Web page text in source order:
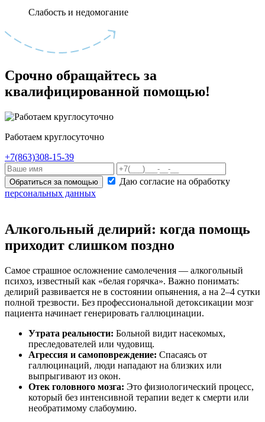
Слабость и недомогание
Срочно обращайтесь за
квалифицированной помощью!
Работаем круглосуточно
+7(863)308-15-39
Обратиться за помощью
Даю согласие на обработку
персональных данных
Алкогольный делирий: когда помощь
приходит слишком поздно
Самое страшное осложнение самолечения — алкогольный
психоз, известный как «белая горячка». Важно понимать:
делирий развивается не в состоянии опьянения, а на 2–4 сутки
полной трезвости. Без профессиональной детоксикации мозг
пациента начинает генерировать галлюцинации.
Утрата реальности: Больной видит насекомых,
преследователей или чудовищ.
Агрессия и самоповреждение: Спасаясь от
галлюцинаций, люди нападают на близких или
выпрыгивают из окон.
Отек головного мозга: Это физиологический процесс,
который без интенсивной терапии ведет к смерти или
необратимому слабоумию.